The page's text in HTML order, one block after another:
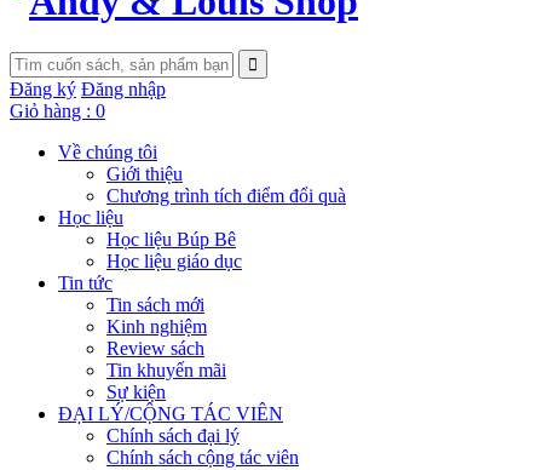
Đăng ký Đăng nhập
Giỏ hàng : 0
Về chúng tôi
Giới thiệu
Chương trình tích điểm đổi quà
Học liệu
Học liệu Búp Bê
Học liệu giáo dục
Tin tức
Tin sách mới
Kinh nghiệm
Review sách
Tin khuyến mãi
Sự kiện
ĐẠI LÝ/CỘNG TÁC VIÊN
Chính sách đại lý
Chính sách cộng tác viên